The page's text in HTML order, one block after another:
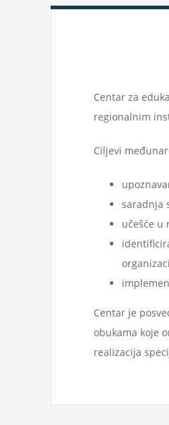
Centar za
regionalnim
Ciljevi
saradnja
učešće u
Centar je
obukama koje
realizacija